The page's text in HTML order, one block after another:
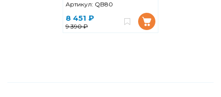
Артикул: QB80
8 451 ₽
9 390 ₽